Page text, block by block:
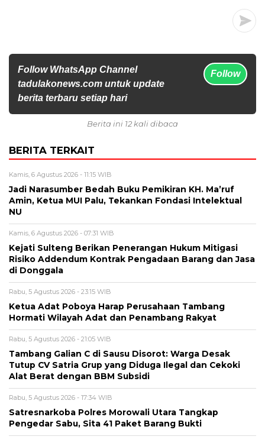
Follow WhatsApp Channel
tadulakonews.com untuk update
berita terbaru setiap hari
Follow
Berita ini 12 kali dibaca
BERITA TERKAIT
Kamis, 6 Agustus 2026 - 11:15 WIB
Jadi Narasumber Bedah Buku Pemikiran KH. Ma’ruf
Amin, Ketua MUI Palu, Tekankan Fondasi Intelektual
NU
Kamis, 6 Agustus 2026 - 07:31 WIB
Kejati Sulteng Berikan Penerangan Hukum Mitigasi
Risiko Addendum Kontrak Pengadaan Barang dan Jasa
di Donggala
Rabu, 5 Agustus 2026 - 23:15 WIB
Ketua Adat Poboya Harap Perusahaan Tambang
Hormati Wilayah Adat dan Penambang Rakyat
Rabu, 5 Agustus 2026 - 21:05 WIB
Tambang Galian C di Sausu Disorot: Warga Desak
Tutup CV Satria Grup yang Diduga Ilegal dan Cekoki
Alat Berat dengan BBM Subsidi
Rabu, 5 Agustus 2026 - 17:34 WIB
Satresnarkoba Polres Morowali Utara Tangkap
Pengedar Sabu, Sita 41 Paket Barang Bukti